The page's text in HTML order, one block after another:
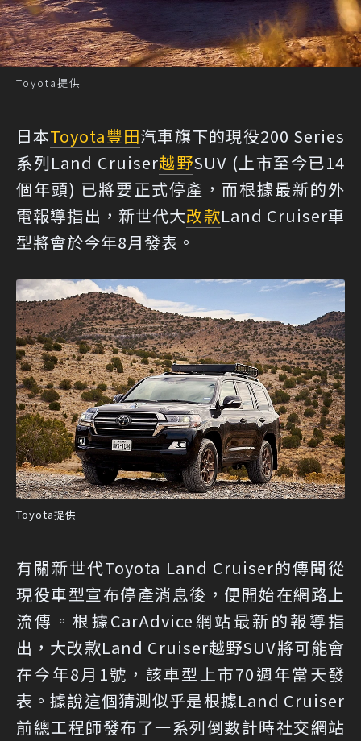
Toyota提供
日本Toyota豐田汽車旗下的現役200 Series
系列Land Cruiser越野SUV (上市至今已14
個年頭) 已將要正式停產，而根據最新的外
電報導指出，新世代大改款Land Cruiser車
型將會於今年8月發表。
Toyota提供
有關新世代Toyota Land Cruiser的傳聞從
現役車型宣布停產消息後，便開始在網路上
流傳。根據CarAdvice網站最新的報導指
出，大改款Land Cruiser越野SUV將可能會
在今年8月1號，該車型上市70週年當天發
表。據說這個猜測似乎是根據Land Cruiser
前總工程師發布了一系列倒數計時社交網站